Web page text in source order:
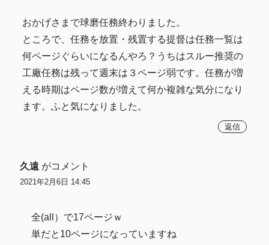
おかげさまで球磨任務終わりました。
ところで、任務を放置・残置する提督は任務一覧は
何ページぐらいになるんやろ？うちはスルー推奨の
工廠任務は残って週末は３ページ弱です。任務が増
える時期はページ数が増えて何か複雑な気分になり
ます。ふと気になりました。
返信
久遠 がコメント
2021年2月6日 14:45
全(all）で17ページｗ
単だと10ページになっていますね